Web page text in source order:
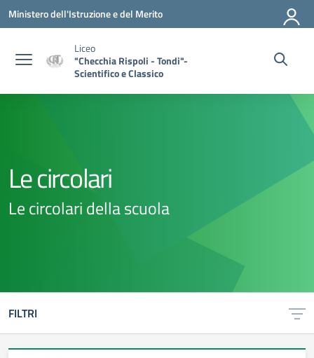
Vai ai contenuti
Vai al menu di navigazione
Vai al footer
Ministero dell'Istruzione e del Merito
Liceo
"Checchia Rispoli - Tondi"-
Scientifico e Classico
Le circolari
Le circolari della scuola
FILTRI